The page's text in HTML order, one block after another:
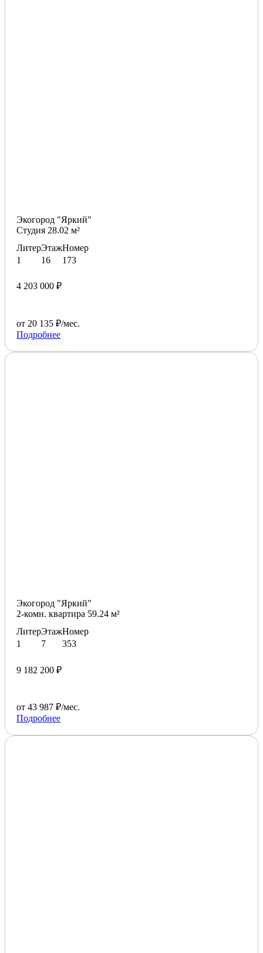
Экогород "Яркий"
Студия 28.02 м²
Литер
1
Этаж
16
Номер
173
4 203 000 ₽
от 20 135 ₽/мес.
Подробнее
Экогород "Яркий"
2-комн. квартира 59.24 м²
Литер
1
Этаж
7
Номер
353
9 182 200 ₽
от 43 987 ₽/мес.
Подробнее